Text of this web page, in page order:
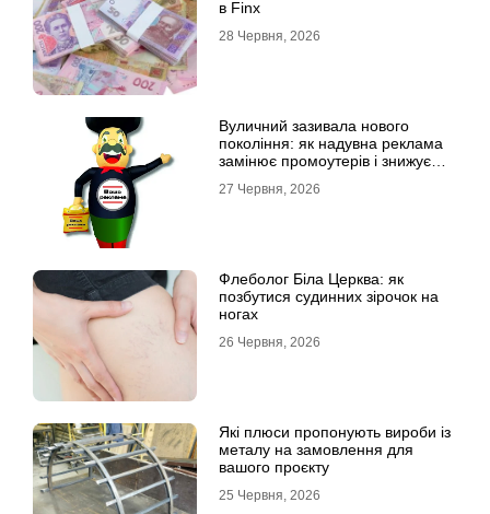
в Finx
28 Червня, 2026
Вуличний зазивала нового
покоління: як надувна реклама
замінює промоутерів і знижує
27 Червня, 2026
Флеболог Біла Церква: як
позбутися судинних зірочок на
ногах
26 Червня, 2026
Які плюси пропонують вироби із
металу на замовлення для
вашого проєкту
25 Червня, 2026